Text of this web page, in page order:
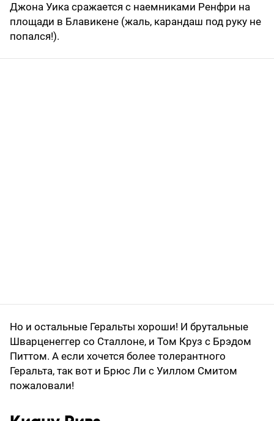
Джона Уика сражается с наемниками Ренфри на
площади в Блавикене (жаль, карандаш под руку не
попался!).
Но и остальные Геральты хороши! И брутальные
Шварценеггер со Сталлоне, и Том Круз с Брэдом
Питтом. А если хочется более толерантного
Геральта, так вот и Брюс Ли с Уиллом Смитом
пожаловали!